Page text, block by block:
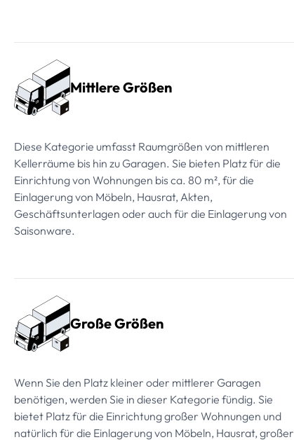
Mittlere Größen
Diese Kategorie umfasst Raumgrößen von mittleren
Kellerräume bis hin zu Garagen. Sie bieten Platz für die
Einrichtung von Wohnungen bis ca. 80 m², für die
Einlagerung von Möbeln, Hausrat, Akten,
Geschäftsunterlagen oder auch für die Einlagerung von
Saisonware.
Große Größen
Wenn Sie den Platz kleiner oder mittlerer Garagen
benötigen, werden Sie in dieser Kategorie fündig. Sie
bietet Platz für die Einrichtung großer Wohnungen und
natürlich für die Einlagerung von Möbeln, Hausrat, großer